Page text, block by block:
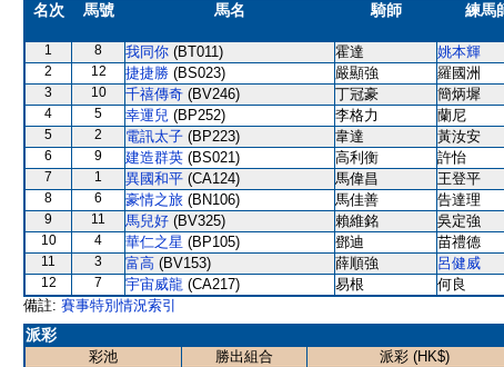
名次 馬號 馬名 騎師 練馬
1 8 我同你 (BT011) 霍達 姚本輝
2
12 捷捷勝 (BS023) 嚴顯強 羅國洲
3
10 千禧傳奇 (BV246) 丁冠豪 簡炳墀
4
5 幸運兒 (BP252) 李格力 蘭尼
5
2 電訊太子 (BP223) 韋達 黃汝安
6
9 建造群英 (BS021) 高利衡 許怡
7
1 異國和平 (CA124) 馬偉昌 王登平
8
6 豪情之旅 (BN106) 馬佳善 告達理
9
11 馬兒好 (BV325) 賴維銘 吳定強
10
4 華仁之星 (BP105) 鄧迪 苗禮德
11
3 富高 (BV153) 薛順強 呂健威
12
7 宇宙威龍 (CA217) 易根 何良
備註: 賽事特別情況索引
派彩
彩池 勝出組合
派彩 (HK$)